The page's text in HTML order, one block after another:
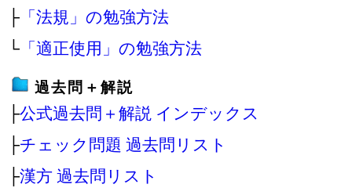
├ 「法規」の勉強方法
└ 「適正使用」の勉強方法
過去問＋解説
├公式過去問＋解説 インデックス
├チェック問題 過去問リスト
├漢方 過去問リスト